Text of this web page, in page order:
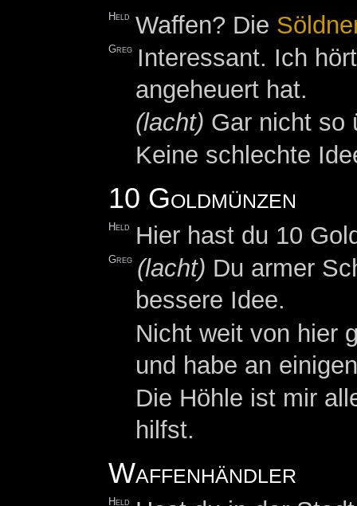
Held Waffen? Die
Greg Interessant. Ich
angeheuert hat.
(lacht) Gar nicht so
Keine schlechte
10 Goldmünzen
Held Hier hast du 10
Greg (lacht) Du armer
bessere Idee.
Nicht weit von hier
und habe an
Die Höhle ist mir
hilfst.
Waffenhändler
Held